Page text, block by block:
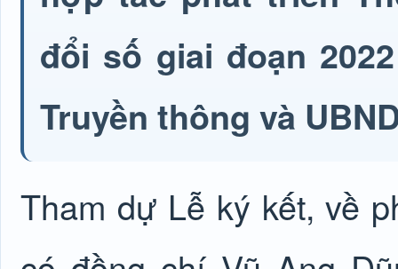
đổi số giai đoạn
Truyền thông và
Tham dự Lễ ký kết, về